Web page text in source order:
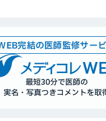
完結の医師監修サー
最短30分で医師の
実名・写真つきコメントを取